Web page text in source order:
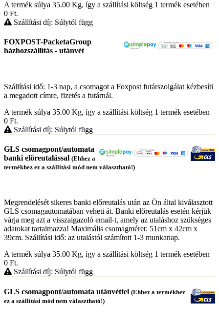
A termék súlya 35.00 Kg, így a szállítási költség 1 termék esetében
0 Ft.
Szállítási díj: Súlytól függ
FOXPOST-PacketaGroup
házhozszállítás - utánvét
Szállítási idő: 1-3 nap, a csomagot a Foxpost futárszolgálat kézbesíti
a megadott címre, fizetés a futárnál.
A termék súlya 35.00 Kg, így a szállítási költség 1 termék esetében
0 Ft.
Szállítási díj: Súlytól függ
GLS csomagpont/automata
banki előreutalással (Ehhez a
termékhez ez a szállítási mód nem választható!)
Megrendelését sikeres banki előreutalás után az Ön által kiválasztott
GLS csomagautomatában veheti át. Banki előreutalás esetén kérjük
várja meg azt a visszaigazoló email-t, amely az utaláshoz szükséges
adatokat tartalmazza! Maximális csomagméret: 51cm x 42cm x
39cm. Szállítási idő: az utalástól számított 1-3 munkanap.
A termék súlya 35.00 Kg, így a szállítási költség 1 termék esetében
0 Ft.
Szállítási díj: Súlytól függ
GLS csomagpont/automata utánvéttel (Ehhez a termékhez
ez a szállítási mód nem választható!)